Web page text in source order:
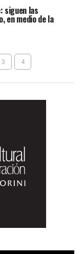
siguen las
en medio de la
3 4